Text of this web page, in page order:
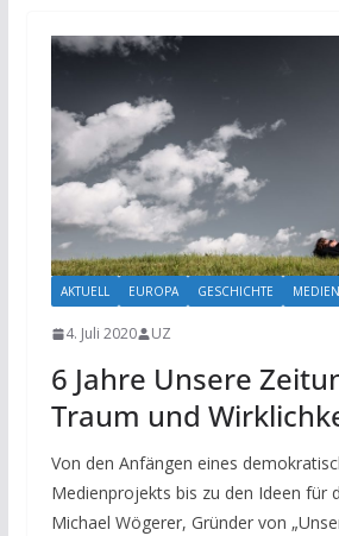
AKTUELL EUROPA GESCHICHTE MEDIEN
4. Juli 2020 UZ
6 Jahre Unsere
Traum und
Von den Anfängen eines
Medienprojekts bis zu den Ideen für
Michael Wögerer, Gründer von